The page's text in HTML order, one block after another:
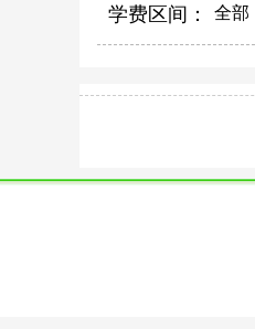
学费区间： 全部